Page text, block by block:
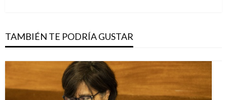
TAMBIÉN TE PODRÍA GUSTAR